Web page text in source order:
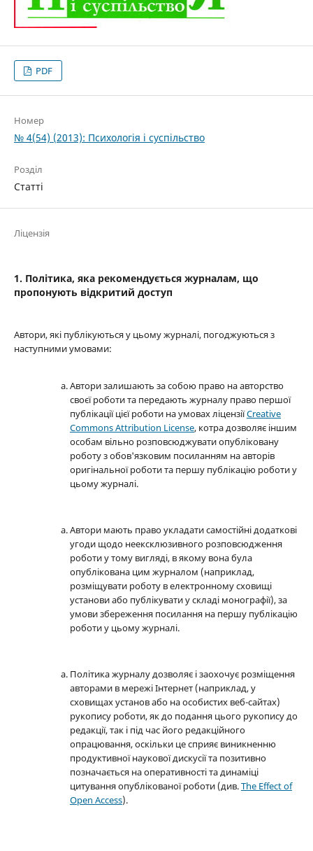
PDF
Номер
№ 4(54) (2013): Психологія і суспільство
Розділ
Статті
Ліцензія
1. Політика, яка рекомендується журналам, що
пропонують відкритий доступ
Автори, які публікуються у цьому журналі, погоджуються з
наступними умовами:
Автори залишають за собою право на авторство
своєї роботи та передають журналу право першої
публікації цієї роботи на умовах ліцензіїCreative
Commons Attribution License, котра дозволяє іншим
особам вільно розповсюджувати опубліковану
роботу з обов'язковим посиланням на авторів
оригінальної роботи та першу публікацію роботи у
цьому журналі.
Автори мають право укладати самостійні додаткові
угоди щодо неексклюзивного розповсюдження
роботи у тому вигляді, в якому вона була
опублікована цим журналом (наприклад,
розміщувати роботу в електронному сховищі
установи або публікувати у складі монографії), за
умови збереження посилання на першу публікацію
роботи у цьому журналі.
Політика журналу дозволяє і заохочує розміщення
авторами в мережі Інтернет (наприклад, у
сховищах установ або на особистих веб-сайтах)
рукопису роботи, як до подання цього рукопису до
редакції, так і під час його редакційного
опрацювання, оскільки це сприяє виникненню
продуктивної наукової дискусії та позитивно
позначається на оперативності та динаміці
цитування опублікованої роботи (див.The Effect of
Open Access).